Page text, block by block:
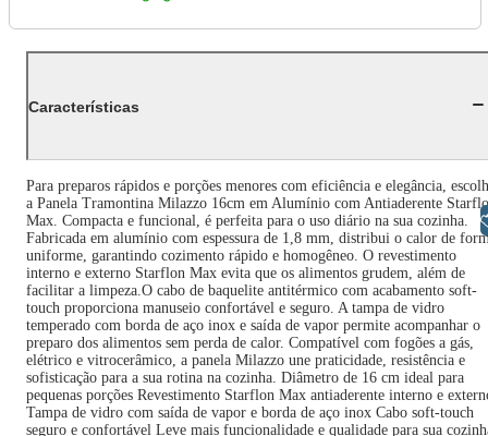
Características
Para preparos rápidos e porções menores com eficiência e elegância,
a Panela Tramontina Milazzo 16cm em Alumínio com Antiaderente
Max. Compacta e funcional, é perfeita para o uso diário na sua cozinha.
Fabricada em alumínio com espessura de 1,8 mm, distribui o calor de
uniforme, garantindo cozimento rápido e homogêneo. O revestimento
interno e externo Starflon Max evita que os alimentos grudem, além de
facilitar a limpeza.O cabo de baquelite antitérmico com acabamento soft-
touch proporciona manuseio confortável e seguro. A tampa de vidro
temperado com borda de aço inox e saída de vapor permite acompanhar o
preparo dos alimentos sem perda de calor. Compatível com fogões a gás,
elétrico e vitrocerâmico, a panela Milazzo une praticidade, resistência e
sofisticação para a sua rotina na cozinha. Diâmetro de 16 cm ideal para
pequenas porções Revestimento Starflon Max antiaderente interno e
Tampa de vidro com saída de vapor e borda de aço inox Cabo soft-touch
seguro e confortável Leve mais funcionalidade e qualidade para sua
Libras